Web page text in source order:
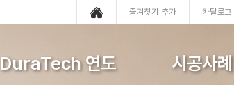
DuraTech 연도 시공사례
즐겨찾기 추가 카탈로그